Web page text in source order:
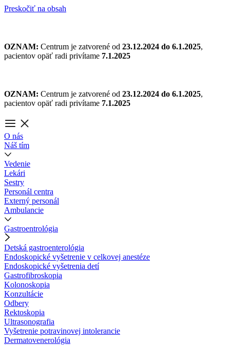
Preskočiť na obsah
OZNAM: Centrum je zatvorené od 23.12.2024 do 6.1.2025,
pacientov opäť radi privítame 7.1.2025
OZNAM: Centrum je zatvorené od 23.12.2024 do 6.1.2025,
pacientov opäť radi privítame 7.1.2025
O nás
Náš tím
Vedenie
Lekári
Sestry
Personál centra
Externý personál
Ambulancie
Gastroentrológia
Detská gastroenterológia
Endoskopické vyšetrenie v celkovej anestéze
Endoskopické vyšetrenia detí
Gastrofibroskopia
Kolonoskopia
Konzultácie
Odbery
Rektoskopia
Ultrasonografia
Vyšetrenie potravinovej intolerancie
Dermatovenerológia